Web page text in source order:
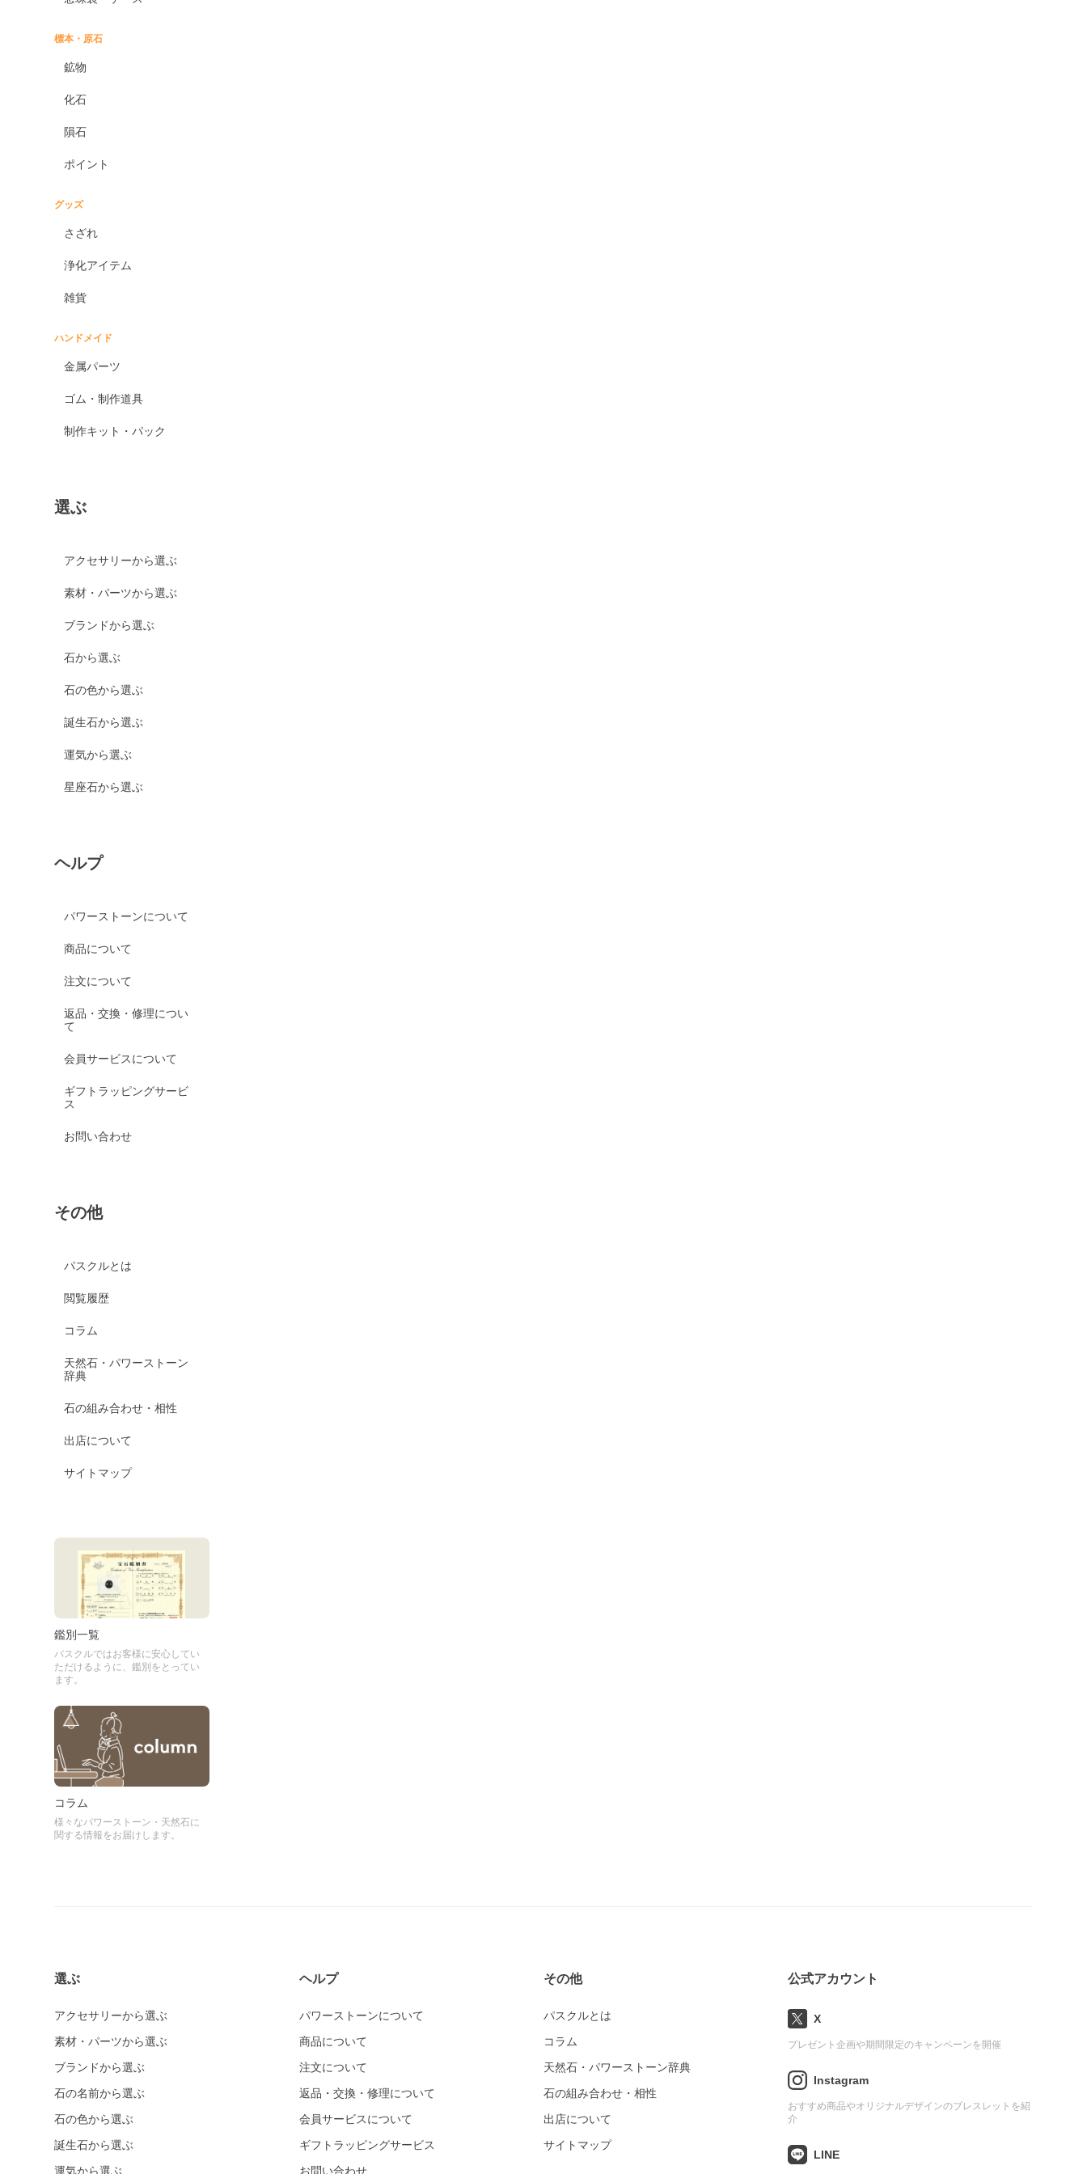
標本・原石
鉱物
化石
隕石
ポイント
グッズ
さざれ
浄化アイテム
雑貨
ハンドメイド
金属パーツ
ゴム・制作道具
制作キット・パック
選ぶ
アクセサリーから選ぶ
素材・パーツから選ぶ
ブランドから選ぶ
石から選ぶ
石の色から選ぶ
誕生石から選ぶ
運気から選ぶ
星座石から選ぶ
ヘルプ
パワーストーンについて
商品について
注文について
返品・交換・修理につい
て
会員サービスについて
ギフトラッピングサービ
ス
お問い合わせ
その他
パスクルとは
閲覧履歴
コラム
天然石・パワーストーン
辞典
石の組み合わせ・相性
出店について
サイトマップ
鑑別一覧
パスクルではお客様に安心してい
ただけるように、鑑別をとってい
ます。
コラム
様々なパワーストーン・天然石に
関する情報をお届けします。
選ぶ
アクセサリーから選ぶ
素材・パーツから選ぶ
ブランドから選ぶ
石の名前から選ぶ
石の色から選ぶ
誕生石から選ぶ
運気から選ぶ
ヘルプ
パワーストーンについて
商品について
注文について
返品・交換・修理について
会員サービスについて
ギフトラッピングサービス
お問い合わせ
その他
パスクルとは
コラム
天然石・パワーストーン辞典
石の組み合わせ・相性
出店について
サイトマップ
公式アカウント
X
プレゼント企画や期間限定のキャンペーンを開催
Instagram
おすすめ商品やオリジナルデザインのブレスレットを紹
介
LINE